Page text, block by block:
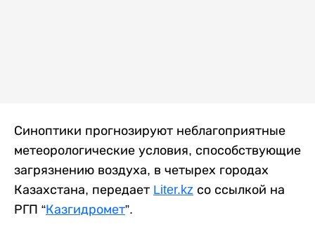
Синоптики прогнозируют неблагоприятные
метеорологические условия, способствующие
загрязнению воздуха, в четырех городах
Казахстана, передает Liter.kz со ссылкой на
РГП “Казгидромет”.